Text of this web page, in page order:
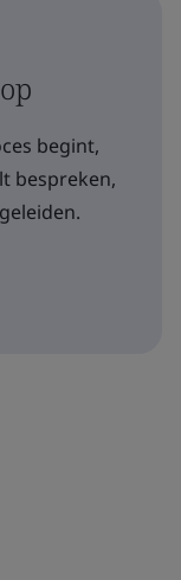
begint,
bespreken,